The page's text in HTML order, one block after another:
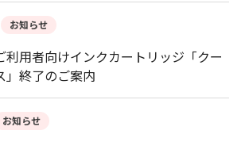
お知らせ
利用者向けインクカートリッジ「クー
」終了のご案内
お知らせ